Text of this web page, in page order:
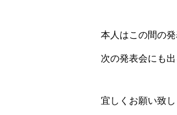
本人はこの間の
次の発表会にも
宜しくお願い致し